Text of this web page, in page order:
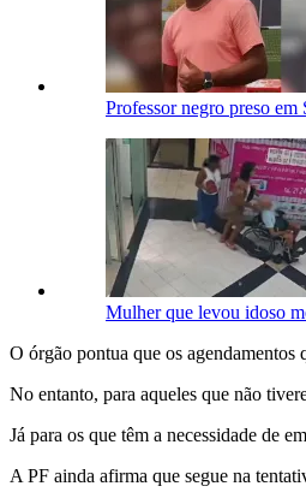
Professor negro preso em
Mulher que levou idoso
O órgão pontua que os agendamentos
No entanto, para aqueles que não
Já para os que têm a necessidade de
A PF ainda afirma que segue na